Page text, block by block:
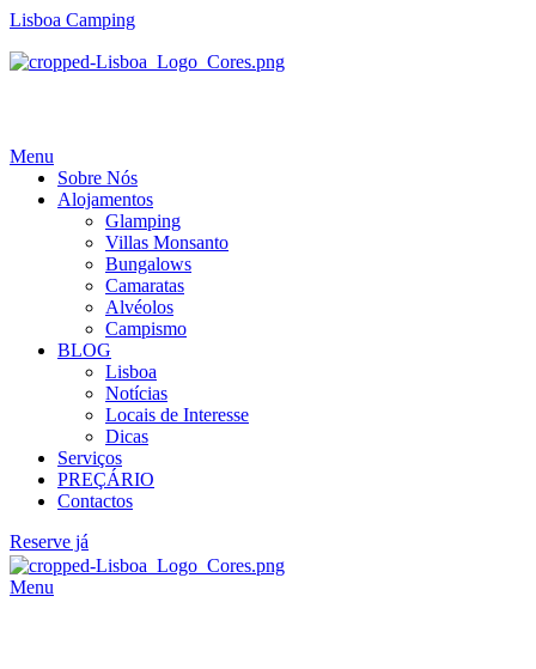
Lisboa Camping
Menu
Sobre Nós
Alojamentos
Glamping
Villas Monsanto
Bungalows
Camaratas
Alvéolos
Campismo
BLOG
Lisboa
Notícias
Locais de Interesse
Dicas
Serviços
PREÇÁRIO
Contactos
Reserve já
Menu